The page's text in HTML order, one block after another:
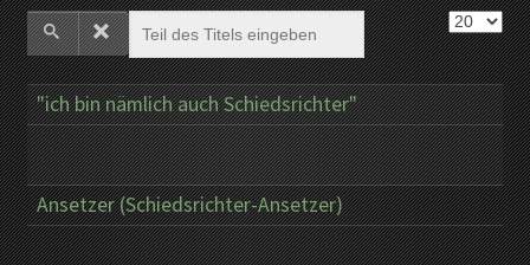
"ich bin nämlich auch Schiedsrichter"
Ansetzer (Schiedsrichter-Ansetzer)